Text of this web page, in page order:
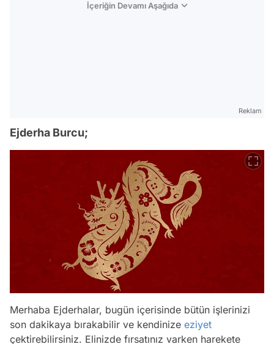
İçeriğin Devamı Aşağıda
Reklam
Ejderha Burcu;
Merhaba Ejderhalar, bugün içerisinde bütün işlerinizi
son dakikaya bırakabilir ve kendinize eziyet
çektirebilirsiniz. Elinizde fırsatınız varken harekete